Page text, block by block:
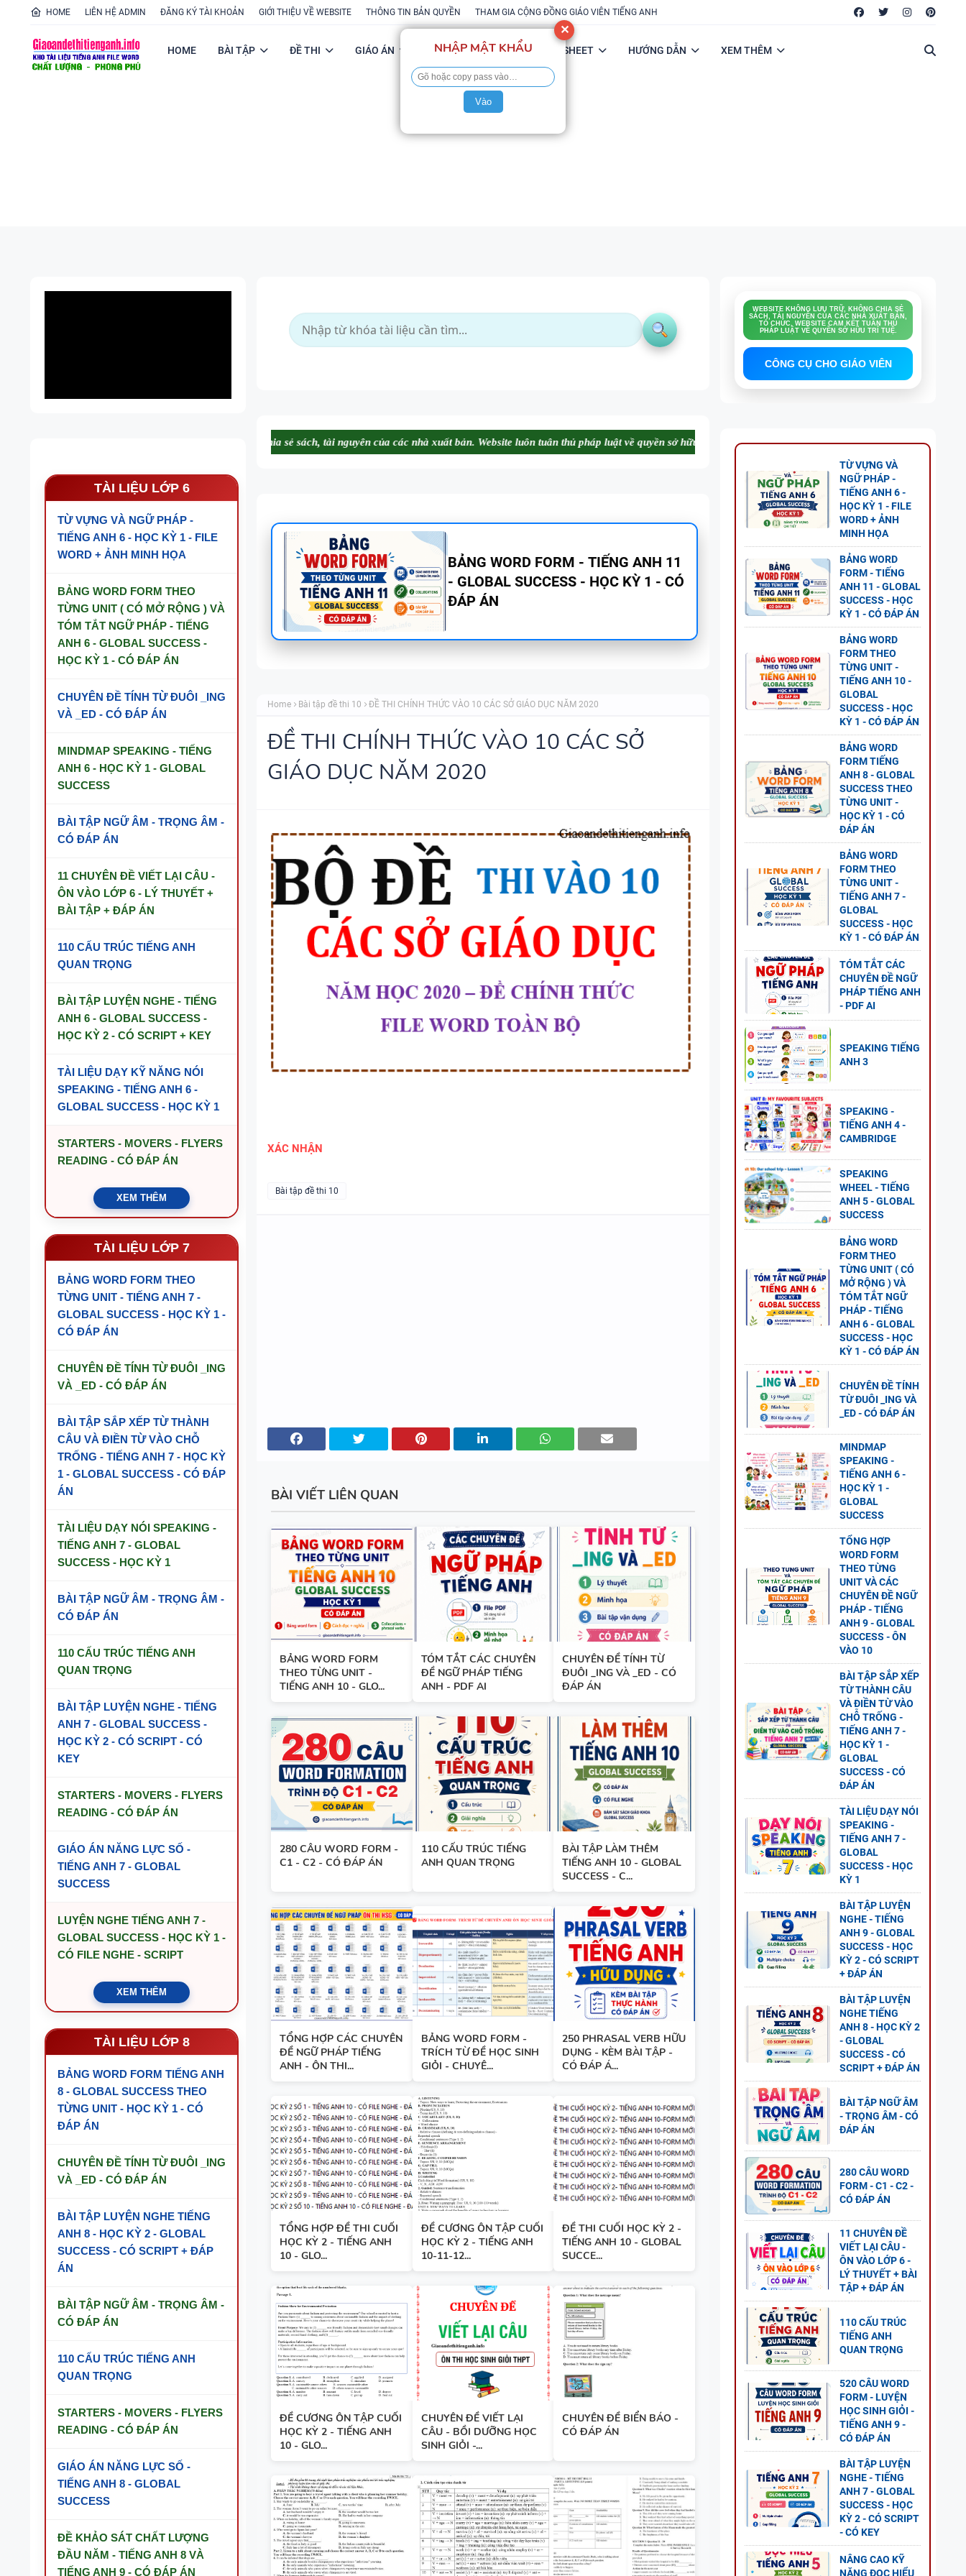
HOME LIÊN HỆ ADMIN ĐĂNG KÝ TÀI KHOẢN GIỚI THIỆU VỀ WEBSITE THÔNG TIN BẢN QUYỀN THAM GIA CỘNG ĐỒNG GIÁO VIÊN TIẾNG ANH
HOME BÀI TẬP ĐỀ THI GIÁO ÁN POWERPOINT FLASH-SHEET HƯỚNG DẪN XEM THÊM
TÀI LIỆU LỚP 6
TỪ VỰNG VÀ NGỮ PHÁP -
TIẾNG ANH 6 - HỌC KỲ 1 - FILE
WORD + ẢNH MINH HỌA
BẢNG WORD FORM THEO
TỪNG UNIT ( CÓ MỞ RỘNG ) VÀ
TÓM TẮT NGỮ PHÁP - TIẾNG
ANH 6 - GLOBAL SUCCESS -
HỌC KỲ 1 - CÓ ĐÁP ÁN
CHUYÊN ĐỀ TÍNH TỪ ĐUÔI _ING
VÀ _ED - CÓ ĐÁP ÁN
MINDMAP SPEAKING - TIẾNG
ANH 6 - HỌC KỲ 1 - GLOBAL
SUCCESS
BÀI TẬP NGỮ ÂM - TRỌNG ÂM -
CÓ ĐÁP ÁN
11 CHUYÊN ĐỀ VIẾT LẠI CÂU -
ÔN VÀO LỚP 6 - LÝ THUYẾT +
BÀI TẬP + ĐÁP ÁN
110 CẤU TRÚC TIẾNG ANH
QUAN TRỌNG
BÀI TẬP LUYỆN NGHE - TIẾNG
ANH 6 - GLOBAL SUCCESS -
HỌC KỲ 2 - CÓ SCRIPT + KEY
TÀI LIỆU DẠY KỸ NĂNG NÓI
SPEAKING - TIẾNG ANH 6 -
GLOBAL SUCCESS - HỌC KỲ 1
STARTERS - MOVERS - FLYERS
READING - CÓ ĐÁP ÁN
XEM THÊM
TÀI LIỆU LỚP 7
BẢNG WORD FORM THEO
TỪNG UNIT - TIẾNG ANH 7 -
GLOBAL SUCCESS - HỌC KỲ 1 -
CÓ ĐÁP ÁN
CHUYÊN ĐỀ TÍNH TỪ ĐUÔI _ING
VÀ _ED - CÓ ĐÁP ÁN
BÀI TẬP SẮP XẾP TỪ THÀNH
CÂU VÀ ĐIỀN TỪ VÀO CHỖ
TRỐNG - TIẾNG ANH 7 - HỌC KỲ
1 - GLOBAL SUCCESS - CÓ ĐÁP
ÁN
TÀI LIỆU DẠY NÓI SPEAKING -
TIẾNG ANH 7 - GLOBAL
SUCCESS - HỌC KỲ 1
BÀI TẬP NGỮ ÂM - TRỌNG ÂM -
CÓ ĐÁP ÁN
110 CẤU TRÚC TIẾNG ANH
QUAN TRỌNG
BÀI TẬP LUYỆN NGHE - TIẾNG
ANH 7 - GLOBAL SUCCESS -
HỌC KỲ 2 - CÓ SCRIPT - CÓ
KEY
STARTERS - MOVERS - FLYERS
READING - CÓ ĐÁP ÁN
GIÁO ÁN NĂNG LỰC SỐ -
TIẾNG ANH 7 - GLOBAL
SUCCESS
LUYỆN NGHE TIẾNG ANH 7 -
GLOBAL SUCCESS - HỌC KỲ 1 -
CÓ FILE NGHE - SCRIPT
XEM THÊM
TÀI LIỆU LỚP 8
BẢNG WORD FORM TIẾNG ANH
8 - GLOBAL SUCCESS THEO
TỪNG UNIT - HỌC KỲ 1 - CÓ
ĐÁP ÁN
CHUYÊN ĐỀ TÍNH TỪ ĐUÔI _ING
VÀ _ED - CÓ ĐÁP ÁN
BÀI TẬP LUYỆN NGHE TIẾNG
ANH 8 - HỌC KỲ 2 - GLOBAL
SUCCESS - CÓ SCRIPT + ĐÁP
ÁN
BÀI TẬP NGỮ ÂM - TRỌNG ÂM -
CÓ ĐÁP ÁN
110 CẤU TRÚC TIẾNG ANH
QUAN TRỌNG
STARTERS - MOVERS - FLYERS
READING - CÓ ĐÁP ÁN
GIÁO ÁN NĂNG LỰC SỐ -
TIẾNG ANH 8 - GLOBAL
SUCCESS
ĐỀ KHẢO SÁT CHẤT LƯỢNG
ĐẦU NĂM - TIẾNG ANH 8 VÀ
TIẾNG ANH 9 - CÓ ĐÁP ÁN
Website không lưu trữ, không chia sẻ sách, tài nguyên của các nhà xuất bản. Website luôn tuân thủ pháp luật về quyền sở hữu trí tuệ. Một số tài liệu sưu tầm nếu làm ảnh hưởng đến cá nhân nào vui lòng
BẢNG WORD FORM THEO TỪNG
UNIT - TIẾNG ANH 10 - GLOBAL
SUCCESS - HỌC KỲ 1 - CÓ ĐÁP ÁN
GLOBAL SUCCESS THEO TỪNG UNIT
SUCCESS - HỌC KỲ 1 - CÓ ĐÁP ÁN
TÓM TẮT CÁC CHUYÊN ĐỀ NGỮ
PHÁP TIẾNG ANH - PDF AI
SPEAKING TIẾNG ANH 3
SUCCESS - HỌC KỲ 1 - CÓ ĐÁP ÁN
_ED - CÓ ĐÁP ÁN
MINDMAP SPEAKING - TIẾNG ANH
6 - HỌC KỲ 1 - GLOBAL SUCCESS
TỪNG UNIT VÀ CÁC CHUYÊN ĐỀ
NGỮ PHÁP - TIẾNG ANH 9 - GLOBAL
SUCCESS - ÔN VÀO 10
BÀI TẬP SẮP XẾP TỪ THÀNH CÂU
VÀ ĐIỀN TỪ VÀO CHỖ TRỐNG -
TIẾNG ANH 7 - HỌC KỲ 1 - GLOBAL
SUCCESS - CÓ ĐÁP ÁN
TÀI LIỆU DẠY NÓI SPEAKING -
TIẾNG ANH 7 - GLOBAL SUCCESS -
HỌC KỲ 1
BÀI TẬP LUYỆN NGHE - TIẾNG ANH
9 - GLOBAL SUCCESS - HỌC KỲ 2 -
BÀI TẬP LUYỆN NGHE TIẾNG ANH 8
- HỌC KỲ 2 - GLOBAL SUCCESS - CÓ
SCRIPT + ĐÁP ÁN
BÀI TẬP NGỮ ÂM - TRỌNG ÂM - CÓ
ĐÁP ÁN
280 CÂU WORD FORM - C1 - C2 - CÓ
ĐÁP ÁN
11 CHUYÊN ĐỀ VIẾT LẠI CÂU - ÔN
VÀO LỚP 6 - LÝ THUYẾT + BÀI TẬP +
ĐÁP ÁN
Home Bài tập đề thi 10 ĐỀ THI CHÍNH THỨC VÀO 10 CÁC SỞ GIÁO DỤC NĂM 2020
ĐỀ THI CHÍNH THỨC VÀO 10 CÁC SỞ
GIÁO DỤC NĂM 2020
XÁC NHẬN
Bài tập đề thi 10
BÀI VIẾT LIÊN QUAN
BẢNG WORD FORM
THEO TỪNG UNIT -
TIẾNG ANH 10 - GLO...
TÓM TẮT CÁC CHUYÊN
ĐỀ NGỮ PHÁP TIẾNG
ANH - PDF AI
CHUYÊN ĐỀ TÍNH TỪ
ĐUÔI _ING VÀ _ED - CÓ
ĐÁP ÁN
280 CÂU WORD FORM -
C1 - C2 - CÓ ĐÁP ÁN
110 CẤU TRÚC TIẾNG
ANH QUAN TRỌNG
BÀI TẬP LÀM THÊM
TIẾNG ANH 10 - GLOBAL
SUCCESS - C...
TỔNG HỢP CÁC CHUYÊN
ĐỀ NGỮ PHÁP TIẾNG
ANH - ÔN THI...
BẢNG WORD FORM -
TRÍCH TỪ ĐỀ HỌC SINH
GIỎI - CHUYÊ...
250 PHRASAL VERB HỮU
DỤNG - KÈM BÀI TẬP -
CÓ ĐÁP Á...
TỔNG HỢP ĐỀ THI CUỐI
HỌC KỲ 2 - TIẾNG ANH
10 - GLO...
ĐỀ CƯƠNG ÔN TẬP CUỐI
HỌC KỲ 2 - TIẾNG ANH
10-11-12...
ĐỀ THI CUỐI HỌC KỲ 2 -
TIẾNG ANH 10 - GLOBAL
SUCCE...
ĐỀ CƯƠNG ÔN TẬP CUỐI
HỌC KỲ 2 - TIẾNG ANH
10 - GLO...
CHUYÊN ĐỀ VIẾT LẠI
CÂU - BỒI DƯỠNG HỌC
SINH GIỎI -...
CHUYÊN ĐỀ BIỂN BÁO -
CÓ ĐÁP ÁN
TÀI LIỆU TIẾNG ANH FILE WORD CHẤT
LƯỢNG CAO, THUẬN TIỆN CHO DẠY VÀ HỌC.
MỜI BẠN THAM KHẢO, ĐĂNG KÝ.
CÔNG CỤ CHO GIÁO VIÊN
TỪ VỰNG VÀ
NGỮ PHÁP -
TIẾNG ANH 6 -
HỌC KỲ 1 - FILE
WORD + ẢNH
MINH HỌA
BẢNG WORD
FORM - TIẾNG
ANH 11 - GLOBAL
SUCCESS - HỌC
KỲ 1 - CÓ ĐÁP ÁN
BẢNG WORD
FORM THEO
TỪNG UNIT -
TIẾNG ANH 10 -
GLOBAL
SUCCESS - HỌC
KỲ 1 - CÓ ĐÁP ÁN
BẢNG WORD
FORM TIẾNG
ANH 8 - GLOBAL
SUCCESS THEO
TỪNG UNIT -
HỌC KỲ 1 - CÓ
ĐÁP ÁN
BẢNG WORD
FORM THEO
TỪNG UNIT -
TIẾNG ANH 7 -
GLOBAL
SUCCESS - HỌC
KỲ 1 - CÓ ĐÁP ÁN
TÓM TẮT CÁC
CHUYÊN ĐỀ NGỮ
PHÁP TIẾNG ANH
- PDF AI
SPEAKING TIẾNG
ANH 3
SPEAKING -
TIẾNG ANH 4 -
CAMBRIDGE
SPEAKING
WHEEL - TIẾNG
ANH 5 - GLOBAL
SUCCESS
BẢNG WORD
FORM THEO
TỪNG UNIT ( CÓ
MỞ RỘNG ) VÀ
TÓM TẮT NGỮ
PHÁP - TIẾNG
ANH 6 - GLOBAL
SUCCESS - HỌC
KỲ 1 - CÓ ĐÁP ÁN
CHUYÊN ĐỀ TÍNH
TỪ ĐUÔI _ING VÀ
_ED - CÓ ĐÁP ÁN
MINDMAP
SPEAKING -
TIẾNG ANH 6 -
HỌC KỲ 1 -
GLOBAL
SUCCESS
TỔNG HỢP
WORD FORM
THEO TỪNG
UNIT VÀ CÁC
CHUYÊN ĐỀ NGỮ
PHÁP - TIẾNG
ANH 9 - GLOBAL
SUCCESS - ÔN
VÀO 10
BÀI TẬP SẮP XẾP
TỪ THÀNH CÂU
VÀ ĐIỀN TỪ VÀO
CHỖ TRỐNG -
TIẾNG ANH 7 -
HỌC KỲ 1 -
GLOBAL
SUCCESS - CÓ
ĐÁP ÁN
TÀI LIỆU DẠY NÓI
SPEAKING -
TIẾNG ANH 7 -
GLOBAL
SUCCESS - HỌC
KỲ 1
BÀI TẬP LUYỆN
NGHE - TIẾNG
ANH 9 - GLOBAL
SUCCESS - HỌC
KỲ 2 - CÓ SCRIPT
+ ĐÁP ÁN
BÀI TẬP LUYỆN
NGHE TIẾNG
ANH 8 - HỌC KỲ 2
- GLOBAL
SUCCESS - CÓ
SCRIPT + ĐÁP ÁN
BÀI TẬP NGỮ ÂM
- TRỌNG ÂM - CÓ
ĐÁP ÁN
280 CÂU WORD
FORM - C1 - C2 -
CÓ ĐÁP ÁN
11 CHUYÊN ĐỀ
VIẾT LẠI CÂU -
ÔN VÀO LỚP 6 -
LÝ THUYẾT + BÀI
TẬP + ĐÁP ÁN
110 CẤU TRÚC
TIẾNG ANH
QUAN TRỌNG
520 CÂU WORD
FORM - LUYỆN
HỌC SINH GIỎI -
TIẾNG ANH 9 -
CÓ ĐÁP ÁN
BÀI TẬP LUYỆN
NGHE - TIẾNG
ANH 7 - GLOBAL
SUCCESS - HỌC
KỲ 2 - CÓ SCRIPT
- CÓ KEY
NÂNG CAO KỸ
NĂNG ĐỌC HIỂU
TỪ VỰNG VÀ NGỮ PHÁP - TIẾNG ANH
BẢNG WORD FORM - TIẾNG ANH 11 -
GLOBAL SUCCESS - HỌC KỲ 1 - CÓ ĐÁP
BẢNG WORD FORM THEO TỪNG UNIT
- TIẾNG ANH 10 - GLOBAL SUCCESS -
BẢNG WORD FORM TIẾNG ANH 8 -
HỌC KỲ 1 - CÓ ĐÁP ÁN
BẢNG WORD FORM THEO TỪNG UNIT
- TIẾNG ANH 7 - GLOBAL SUCCESS -
HỌC KỲ 1 - CÓ ĐÁP ÁN
TÓM TẮT CÁC CHUYÊN ĐỀ NGỮ PHÁP
TIẾNG ANH - PDF AI
SPEAKING TIẾNG ANH 3
SPEAKING - TIẾNG ANH 4 -
CAMBRIDGE
GLOBAL SUCCESS
BẢNG WORD FORM THEO TỪNG UNIT
PHÁP - TIẾNG ANH 6 - GLOBAL
SUCCESS - HỌC KỲ 1 - CÓ ĐÁP ÁN
_ED - CÓ ĐÁP ÁN
TỔNG HỢP WORD FORM THEO TỪNG
UNIT VÀ CÁC CHUYÊN ĐỀ NGỮ PHÁP -
BÀI TẬP SẮP XẾP TỪ THÀNH CÂU VÀ
ĐIỀN TỪ VÀO CHỖ TRỐNG - TIẾNG
✕
NHẬP MẬT KHẨU
Vào